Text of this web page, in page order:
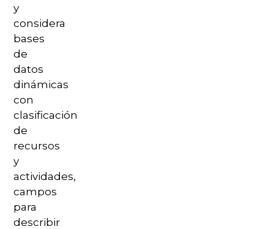
y
considera
bases
de
datos
dinámicas
con
clasificación
de
recursos
y
actividades,
campos
para
describir